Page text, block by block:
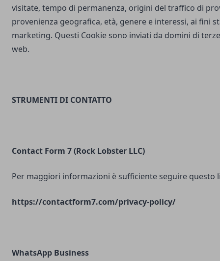
visitate, tempo di permanenza, origini del traffico di
provenienza geografica, età, genere e interessi, ai fini
marketing. Questi Cookie sono inviati da domini di
web.
STRUMENTI DI CONTATTO
Contact Form 7 (Rock Lobster LLC)
Per maggiori informazioni è sufficiente seguire questo
https://contactform7.com/privacy-policy/
WhatsApp Business